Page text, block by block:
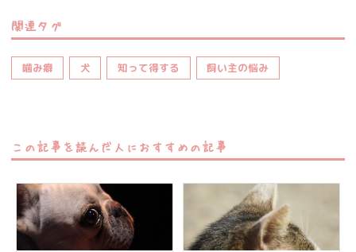
関連タグ
噛み癖 犬 知って得する 飼い主の悩み
この記事を読んだ人におすすめの記事